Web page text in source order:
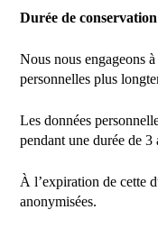
Durée de
Nous nous engageons
personnelles plus
Les données
pendant une durée de 3
À l’expiration de cette
anonymisées.